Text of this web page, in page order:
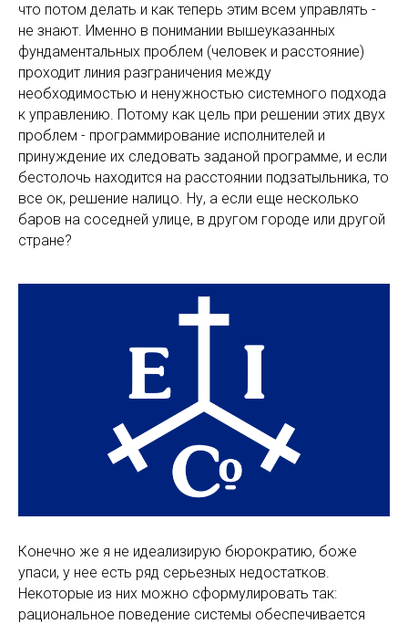
что потом делать и как теперь этим всем управлять -
не знают. Именно в понимании вышеуказанных
фундаментальных проблем (человек и расстояние)
проходит линия разграничения между
необходимостью и ненужностью системного подхода
к управлению. Потому как цель при решении этих двух
проблем - программирование исполнителей и
принуждение их следовать заданой программе, и если
бестолочь находится на расстоянии подзатыльника, то
все ок, решение налицо. Ну, а если еще несколько
баров на соседней улице, в другом городе или другой
стране?
Конечно же я не идеализирую бюрократию, боже
упаси, у нее есть ряд серьезных недостатков.
Некоторые из них можно сформулировать так:
рациональное поведение системы обеспечивается